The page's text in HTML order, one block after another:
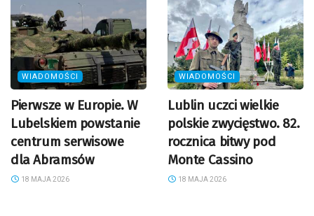
WIADOMOŚCI
Pierwsze w Europie. W
Lubelskiem powstanie
centrum serwisowe
dla Abramsów
18 MAJA 2026
WIADOMOŚCI
Lublin uczci wielkie
polskie zwycięstwo. 82.
rocznica bitwy pod
Monte Cassino
18 MAJA 2026